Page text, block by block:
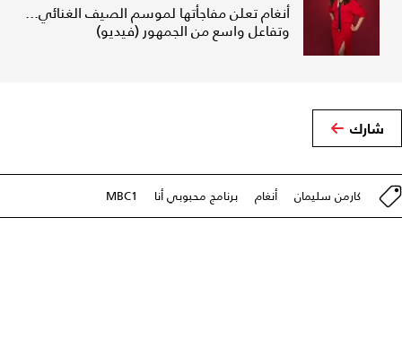
أنغام تعلن مفاجأتها لموسم الصيف الغنائي...
وتفاعل واسع من الجمهور (فيديو)
شارك
كارمن سليمان أنغام برنامج محبوبي أنا MBC1